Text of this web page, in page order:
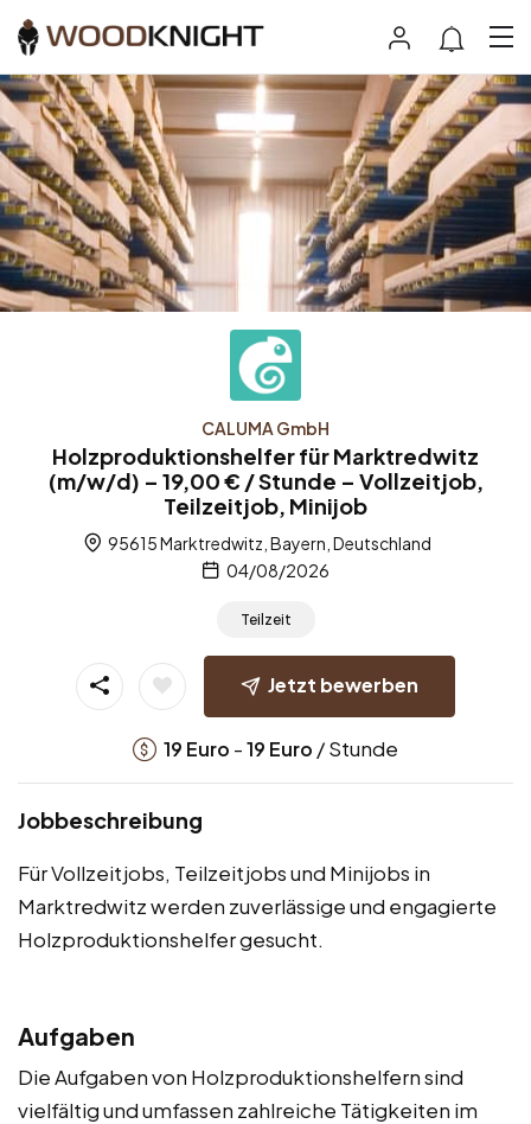
CALUMA GmbH
Holzproduktionshelfer für Marktredwitz
(m/w/d) – 19,00 € / Stunde – Vollzeitjob,
Teilzeitjob, Minijob
95615 Marktredwitz, Bayern, Deutschland
04/08/2026
Teilzeit
Jetzt bewerben
19 Euro -19 Euro / Stunde
Jobbeschreibung
Für Vollzeitjobs, Teilzeitjobs und Minijobs in
Marktredwitz werden zuverlässige und engagierte
Holzproduktionshelfer gesucht.
Aufgaben
Die Aufgaben von Holzproduktionshelfern sind
vielfältig und umfassen zahlreiche Tätigkeiten im